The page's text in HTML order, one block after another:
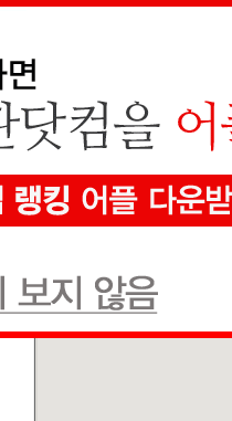
지역검색 선택하세요